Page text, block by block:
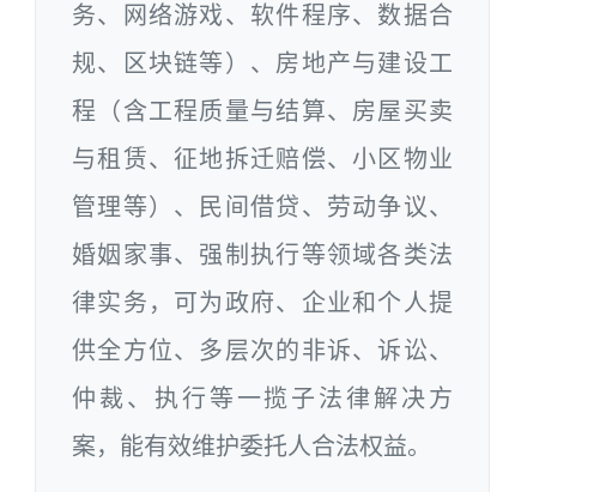
务、网络游戏、软件程序、数据合
规、区块链等）、房地产与建设工
程（含工程质量与结算、房屋买卖
与租赁、征地拆迁赔偿、小区物业
管理等）、民间借贷、劳动争议、
婚姻家事、强制执行等领域各类法
律实务，可为政府、企业和个人提
供全方位、多层次的非诉、诉讼、
仲裁、执行等一揽子法律解决方
案，能有效维护委托人合法权益。